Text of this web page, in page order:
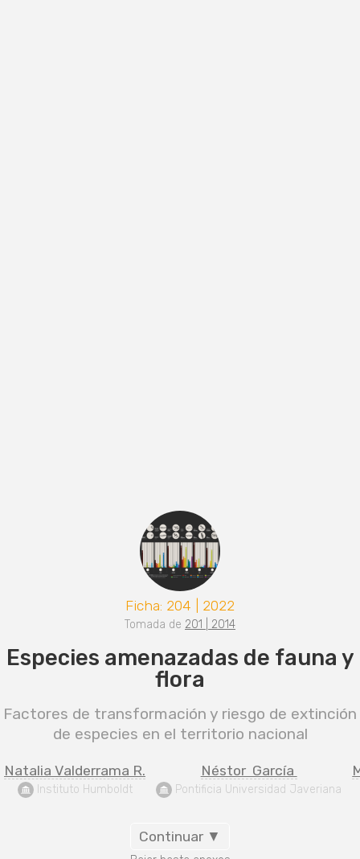
Ficha: 204 | 2022
Tomada de 201 | 2014
Especies amenazadas de fauna y
flora
Factores de transformación y riesgo de extinción
de especies en el territorio nacional
Natalia Valderrama R.
Instituto Humboldt
Néstor  García
Pontificia Universidad Javeriana
Continuar ▼